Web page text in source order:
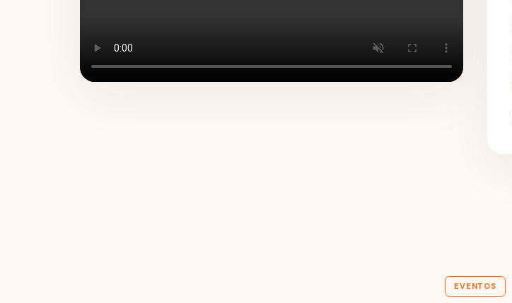
EVENTOS